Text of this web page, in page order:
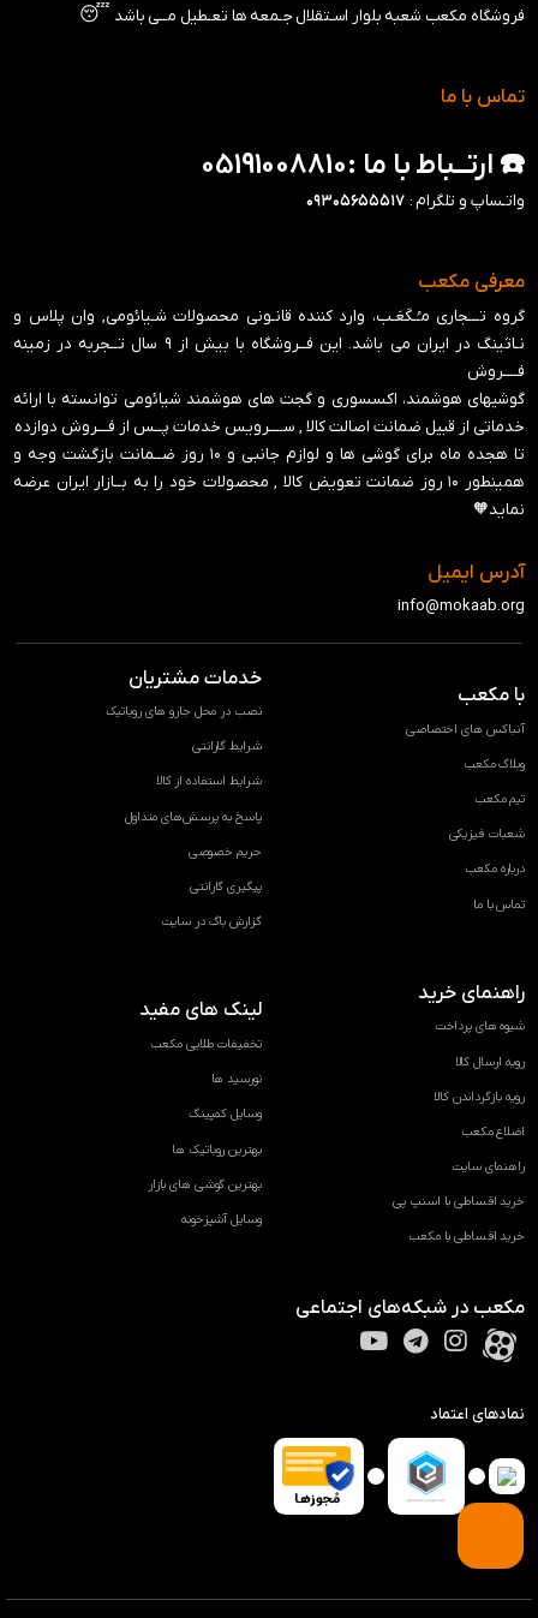
فروشگاه مکعب شعبه بلوار اسـتقلال جـمعه ها تعـطیل مــی باشد 😴
تماس با ما
☎️ ارتــباط با ما :05191008810
واتـساپ و تلگرام : ۰۹۳۰۵۶۵۵۵۱۷
معرفی مکعب
گروه تـــجاری مـُـکَعَـب، وارد کننده قانـونی محصولات شـیائومی, وان پلاس و
نـاثینگ در ایران می باشد. این فــروشگاه با بیش از ۹ سال تــجربه در زمینه
فــــروش
گوشیهای هوشمند، اکسسوری و گجت های هوشمند شیائومی توانسته با ارائه
خدماتی از قبیل ضمانت اصالت کالا , ســــرویس خدمات پــس از فـــروش دوازده
تا هجده ماه برای گوشی ها و لوازم جانبی و ‍۱۰ روز ضــمانت بازگشت وجه و
همینطور ۱۰ روز ضمانت تعویض کالا , محصولات خود را به بــازار ایران عرضه
نماید🧡
آدرس ایمیل
info@mokaab.org
با مکعب
آنباکس های اختصاصی
وبلاگ مکعب
تیم مکعب
شعبات فیزیکی
درباره مکعب
تماس با ما
خدمات مشتریان
نصب در محل جارو های روباتیک
شرایط گارانتی
شرایط استفاده از کالا
پاسخ به پرسش‌های متداول
حریم خصوصی
پیگیری گارانتی
گزارش باگ در سایت
راهنمای خرید
شیوه های پرداخت
رویه ارسال کالا
رویه بازگرداندن کالا
اضلاع مکعب
راهنمای سایت
خرید اقساطی با اسنپ پی
خرید اقساطی با مکعب
لینک های مفید
تخفیفات طلایی مکعب
نورسید ها
وسایل کمپینگ
بهترین روباتیک ها
بهترین گوشی های بازار
وسایل آشپزخونه
مکعب در شبکه‌های اجتماعی
نمادهای اعتماد